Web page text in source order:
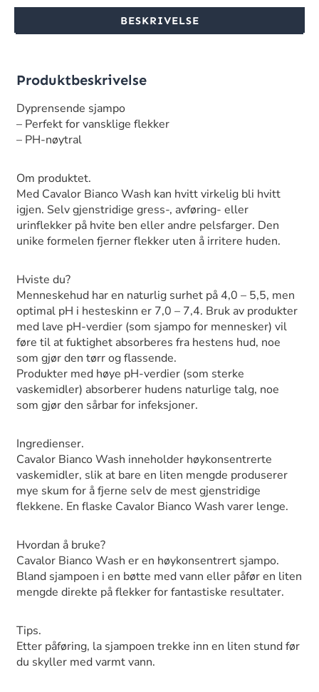
BESKRIVELSE
Produktbeskrivelse
Dyprensende sjampo
– Perfekt for vansklige flekker
– PH-nøytral
Om produktet.
Med Cavalor Bianco Wash kan hvitt virkelig bli hvitt
igjen. Selv gjenstridige gress-, avføring- eller
urinflekker på hvite ben eller andre pelsfarger. Den
unike formelen fjerner flekker uten å irritere huden.
Hviste du?
Menneskehud har en naturlig surhet på 4,0 – 5,5, men
optimal pH i hesteskinn er 7,0 – 7,4. Bruk av produkter
med lave pH-verdier (som sjampo for mennesker) vil
føre til at fuktighet absorberes fra hestens hud, noe
som gjør den tørr og flassende.
Produkter med høye pH-verdier (som sterke
vaskemidler) absorberer hudens naturlige talg, noe
som gjør den sårbar for infeksjoner.
Ingredienser.
Cavalor Bianco Wash inneholder høykonsentrerte
vaskemidler, slik at bare en liten mengde produserer
mye skum for å fjerne selv de mest gjenstridige
flekkene. En flaske Cavalor Bianco Wash varer lenge.
Hvordan å bruke?
Cavalor Bianco Wash er en høykonsentrert sjampo.
Bland sjampoen i en bøtte med vann eller påfør en liten
mengde direkte på flekker for fantastiske resultater.
Tips.
Etter påføring, la sjampoen trekke inn en liten stund før
du skyller med varmt vann.